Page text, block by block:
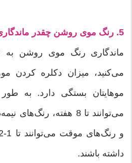
5. رنگ موی روشن چقدر ماندگاری دارد؟
ماندگاری رنگ موی روشن به
می‌کنید، میزان دکلره کردن
موهایتان بستگی دارد. به
داشته باشند.